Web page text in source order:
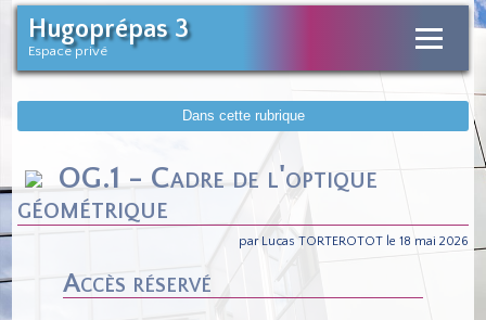
Hugoprépas 3
Espace privé
Dans cette rubrique
OG.1 - Cadre de l'optique
géométrique
par Lucas TORTEROTOT le 18 mai 2026
Accès réservé